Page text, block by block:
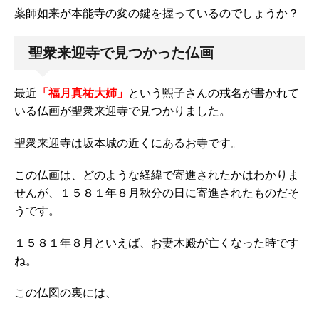
薬師如来が本能寺の変の鍵を握っているのでしょうか？
聖衆来迎寺で見つかった仏画
最近 「福月真祐大姉」 という煕子さんの戒名が書かれて
いる仏画が聖衆来迎寺で見つかりました。
聖衆来迎寺は坂本城の近くにあるお寺です。
この仏画は、どのような経緯で寄進されたかはわかりま
せんが、１５８１年８月秋分の日に寄進されたものだそ
うです。
１５８１年８月といえば、お妻木殿が亡くなった時です
ね。
この仏図の裏には、